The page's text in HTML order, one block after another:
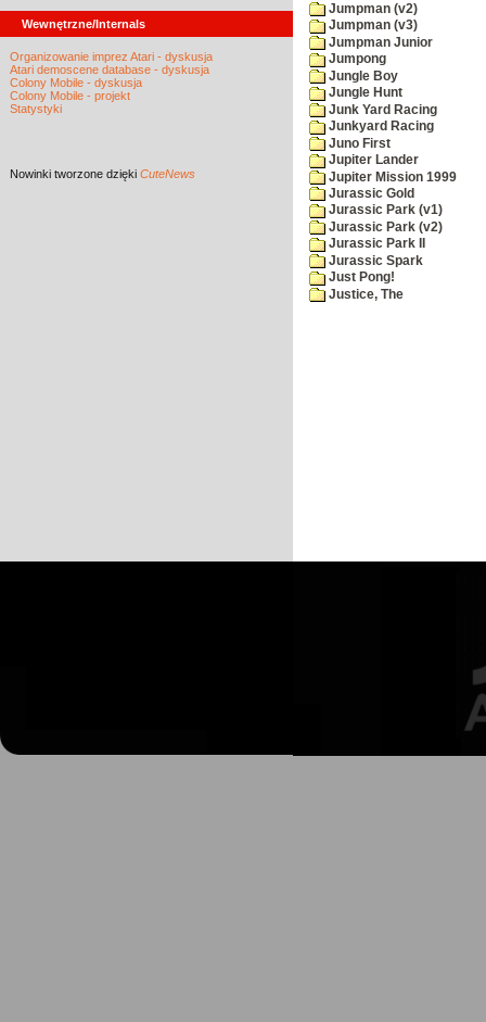
Wewnętrzne/Internals
Organizowanie imprez Atari - dyskusja
Atari demoscene database - dyskusja
Colony Mobile - dyskusja
Colony Mobile - projekt
Statystyki
Nowinki tworzone dzięki CuteNews
Jumpman (v2)
Jumpman (v3)
Jumpman Junior
Jumpong
Jungle Boy
Jungle Hunt
Junk Yard Racing
Junkyard Racing
Juno First
Jupiter Lander
Jupiter Mission 1999
Jurassic Gold
Jurassic Park (v1)
Jurassic Park (v2)
Jurassic Park II
Jurassic Spark
Just Pong!
Justice, The